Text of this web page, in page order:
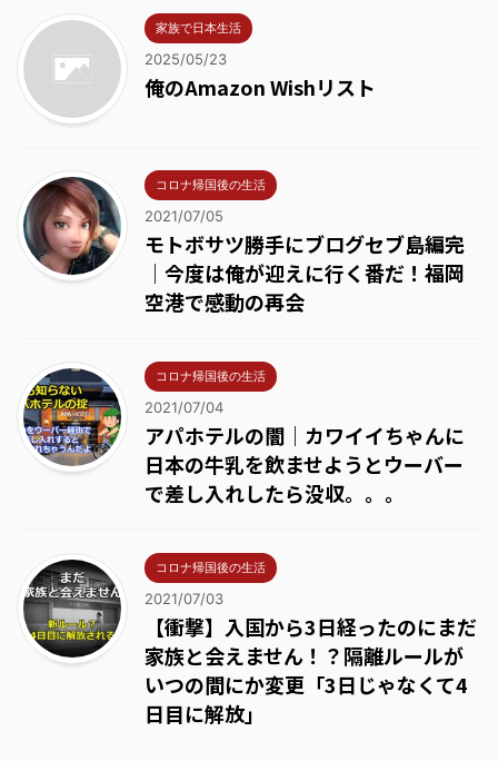
家族で日本生活
2025/05/23
俺のAmazon Wishリスト
コロナ帰国後の生活
2021/07/05
モトボサツ勝手にブログセブ島編完
｜今度は俺が迎えに行く番だ！福岡
空港で感動の再会
コロナ帰国後の生活
2021/07/04
アパホテルの闇｜カワイイちゃんに
日本の牛乳を飲ませようとウーバー
で差し入れしたら没収。。。
コロナ帰国後の生活
2021/07/03
【衝撃】入国から3日経ったのにまだ
家族と会えません！？隔離ルールが
いつの間にか変更「3日じゃなくて4
日目に解放」